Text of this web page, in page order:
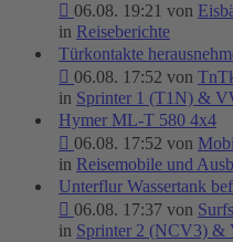
06.08. 19:21 von
in Reiseberichte
Türkontakte
06.08. 17:52 von
in Sprinter 1 (T1N) &
Hymer ML-T 580 4x4
06.08. 17:52 von
in Reisemobile und
Unterflur Wassertank
06.08. 17:37 von
in Sprinter 2 (NCV3) &